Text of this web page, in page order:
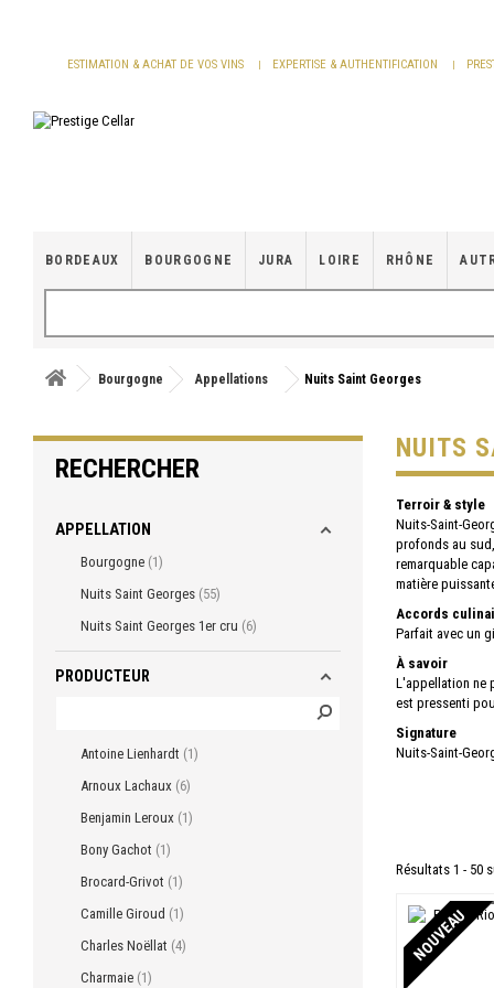
ESTIMATION & ACHAT DE VOS VINS EXPERTISE & AUTHENTIFICATION
BORDEAUX BOURGOGNE JURA LOIRE RHÔNE
Bourgogne Appellations Nuits Saint Georges
RECHERCHER
APPELLATION
Bourgogne 1
Nuits Saint Georges 55
Nuits Saint Georges 1er cru 6
PRODUCTEUR
Antoine Lienhardt 1
Arnoux Lachaux 6
Benjamin Leroux 1
Bony Gachot 1
Brocard-Grivot 1
Camille Giroud
1
Charles Noëllat 4
Charmaie 1
NUITS
Terroir & style
Nuits-Saint-
profonds au
remarquable
matière
Accords
Parfait avec un
À savoir
L'appellation ne
est pressenti
Signature
Nuits-Saint-
Résultats 1 - 50
NOUVEAU